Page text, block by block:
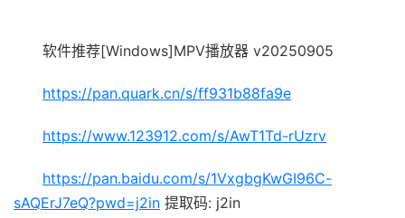
软件推荐[Windows]MPV播放器 v20250905
https://pan.quark.cn/s/ff931b88fa9e
https://www.123912.com/s/AwT1Td-rUzrv
https://pan.baidu.com/s/1VxgbgKwGI96C-
sAQErJ7eQ?pwd=j2in 提取码: j2in